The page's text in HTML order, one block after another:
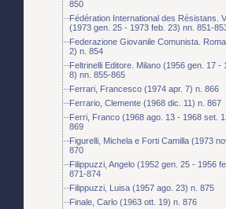
850
Fédération International des Résistans.
(1973 gen. 25 - 1973 feb. 23) nn. 851-
Federazione Giovanile Comunista.
2) n. 854
Feltrinelli Editore. Milano (1956 gen. 17 -
8) nn. 855-865
Ferrari, Francesco (1974 apr. 7) n. 866
Ferrario, Clemente (1968 dic. 11) n. 867
Ferri, Franco (1968 ago. 13 - 1968 set.
869
Figurelli, Michela e Forti Camilla (1973
870
Filippuzzi, Angelo (1952 gen. 25 - 1956
871-874
Filippuzzi, Luisa (1957 ago. 23) n. 875
Finale, Carlo (1963 ott. 19) n. 876